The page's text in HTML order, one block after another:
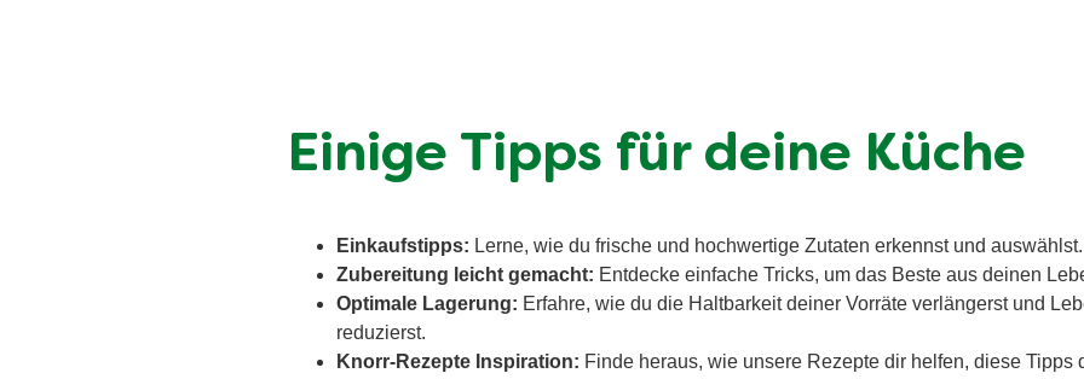
Einige Tipps für deine Küche
Einkaufstipps: Lerne, wie du frische und hochwertige Zutaten erkennst und auswählst.
Zubereitung leicht gemacht: Entdecke einfache Tricks, um das Beste aus deinen
Optimale Lagerung: Erfahre, wie du die Haltbarkeit deiner Vorräte verlängerst und
reduzierst.
Knorr-Rezepte Inspiration: Finde heraus, wie unsere Rezepte dir helfen, diese Tipps